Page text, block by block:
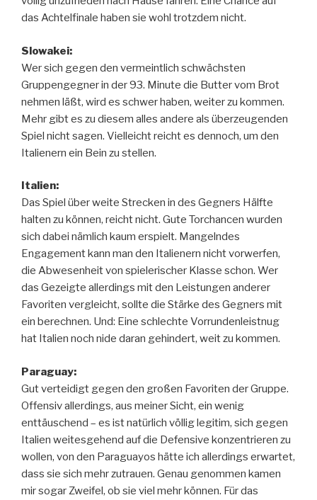
das Achtelfinale haben sie wohl trotzdem nicht.
Slowakei:
Wer sich gegen den vermeintlich schwächsten
Gruppengegner in der 93. Minute die Butter vom Brot
nehmen läßt, wird es schwer haben, weiter zu kommen.
Mehr gibt es zu diesem alles andere als überzeugenden
Spiel nicht sagen. Vielleicht reicht es dennoch, um den
Italienern ein Bein zu stellen.
Italien:
Das Spiel über weite Strecken in des Gegners Hälfte
halten zu können, reicht nicht. Gute Torchancen wurden
sich dabei nämlich kaum erspielt. Mangelndes
Engagement kann man den Italienern nicht vorwerfen,
die Abwesenheit von spielerischer Klasse schon. Wer
das Gezeigte allerdings mit den Leistungen anderer
Favoriten vergleicht, sollte die Stärke des Gegners mit
ein berechnen. Und: Eine schlechte Vorrundenleistnug
hat Italien noch nide daran gehindert, weit zu kommen.
Paraguay:
Gut verteidigt gegen den großen Favoriten der Gruppe.
Offensiv allerdings, aus meiner Sicht, ein wenig
enttäuschend – es ist natürlich völlig legitim, sich gegen
Italien weitesgehend auf die Defensive konzentrieren zu
wollen, von den Paraguayos hätte ich allerdings erwartet,
dass sie sich mehr zutrauen. Genau genommen kamen
mir sogar Zweifel, ob sie viel mehr können. Für das